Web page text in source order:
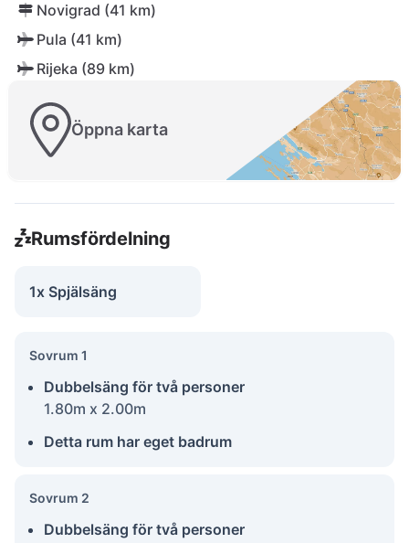
Novigrad (41 km)
Pula (41 km)
Rijeka (89 km)
Öppna karta
Rumsfördelning
1x Spjälsäng
Sovrum 1
Dubbelsäng för två personer
1.80m x 2.00m
Detta rum har eget badrum
Sovrum 2
Dubbelsäng för två personer